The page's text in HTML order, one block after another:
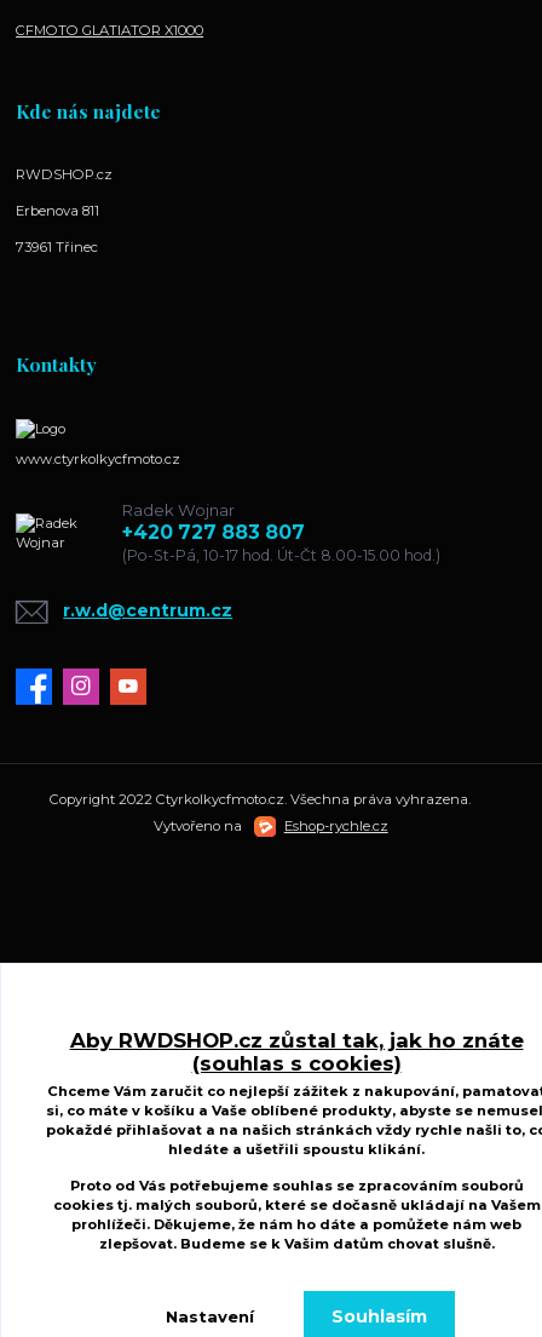
CFMOTO GLATIATOR X1000
Kde nás najdete
RWDSHOP.cz
Erbenova 811
73961 Třinec
Kontakty
www.ctyrkolkycfmoto.cz
Radek Wojnar
+420 727 883 807
(Po-St-Pá, 10-17 hod. Út-Čt 8.00-15.00 hod.)
r.w.d@centrum.cz
Copyright 2022 Ctyrkolkycfmoto.cz. Všechna práva vyhrazena.
Vytvořeno na
Eshop-rychle.cz
Aby RWDSHOP.cz zůstal tak, jak ho znáte
(souhlas s cookies)
Chceme Vám zaručit co nejlepší zážitek z nakupování,
si, co máte v košíku a Vaše oblíbené produkty, abyste se
pokaždé přihlašovat a na našich stránkách vždy rychle našli to,
hledáte a ušetřili spoustu klikání.
Proto od Vás potřebujeme souhlas se zpracováním souborů
cookies tj. malých souborů, které se dočasně ukládají na Vašem
prohlížeči. Děkujeme, že nám ho dáte a pomůžete nám web
zlepšovat. Budeme se k Vašim datům chovat slušně.
Nastavení Souhlasím